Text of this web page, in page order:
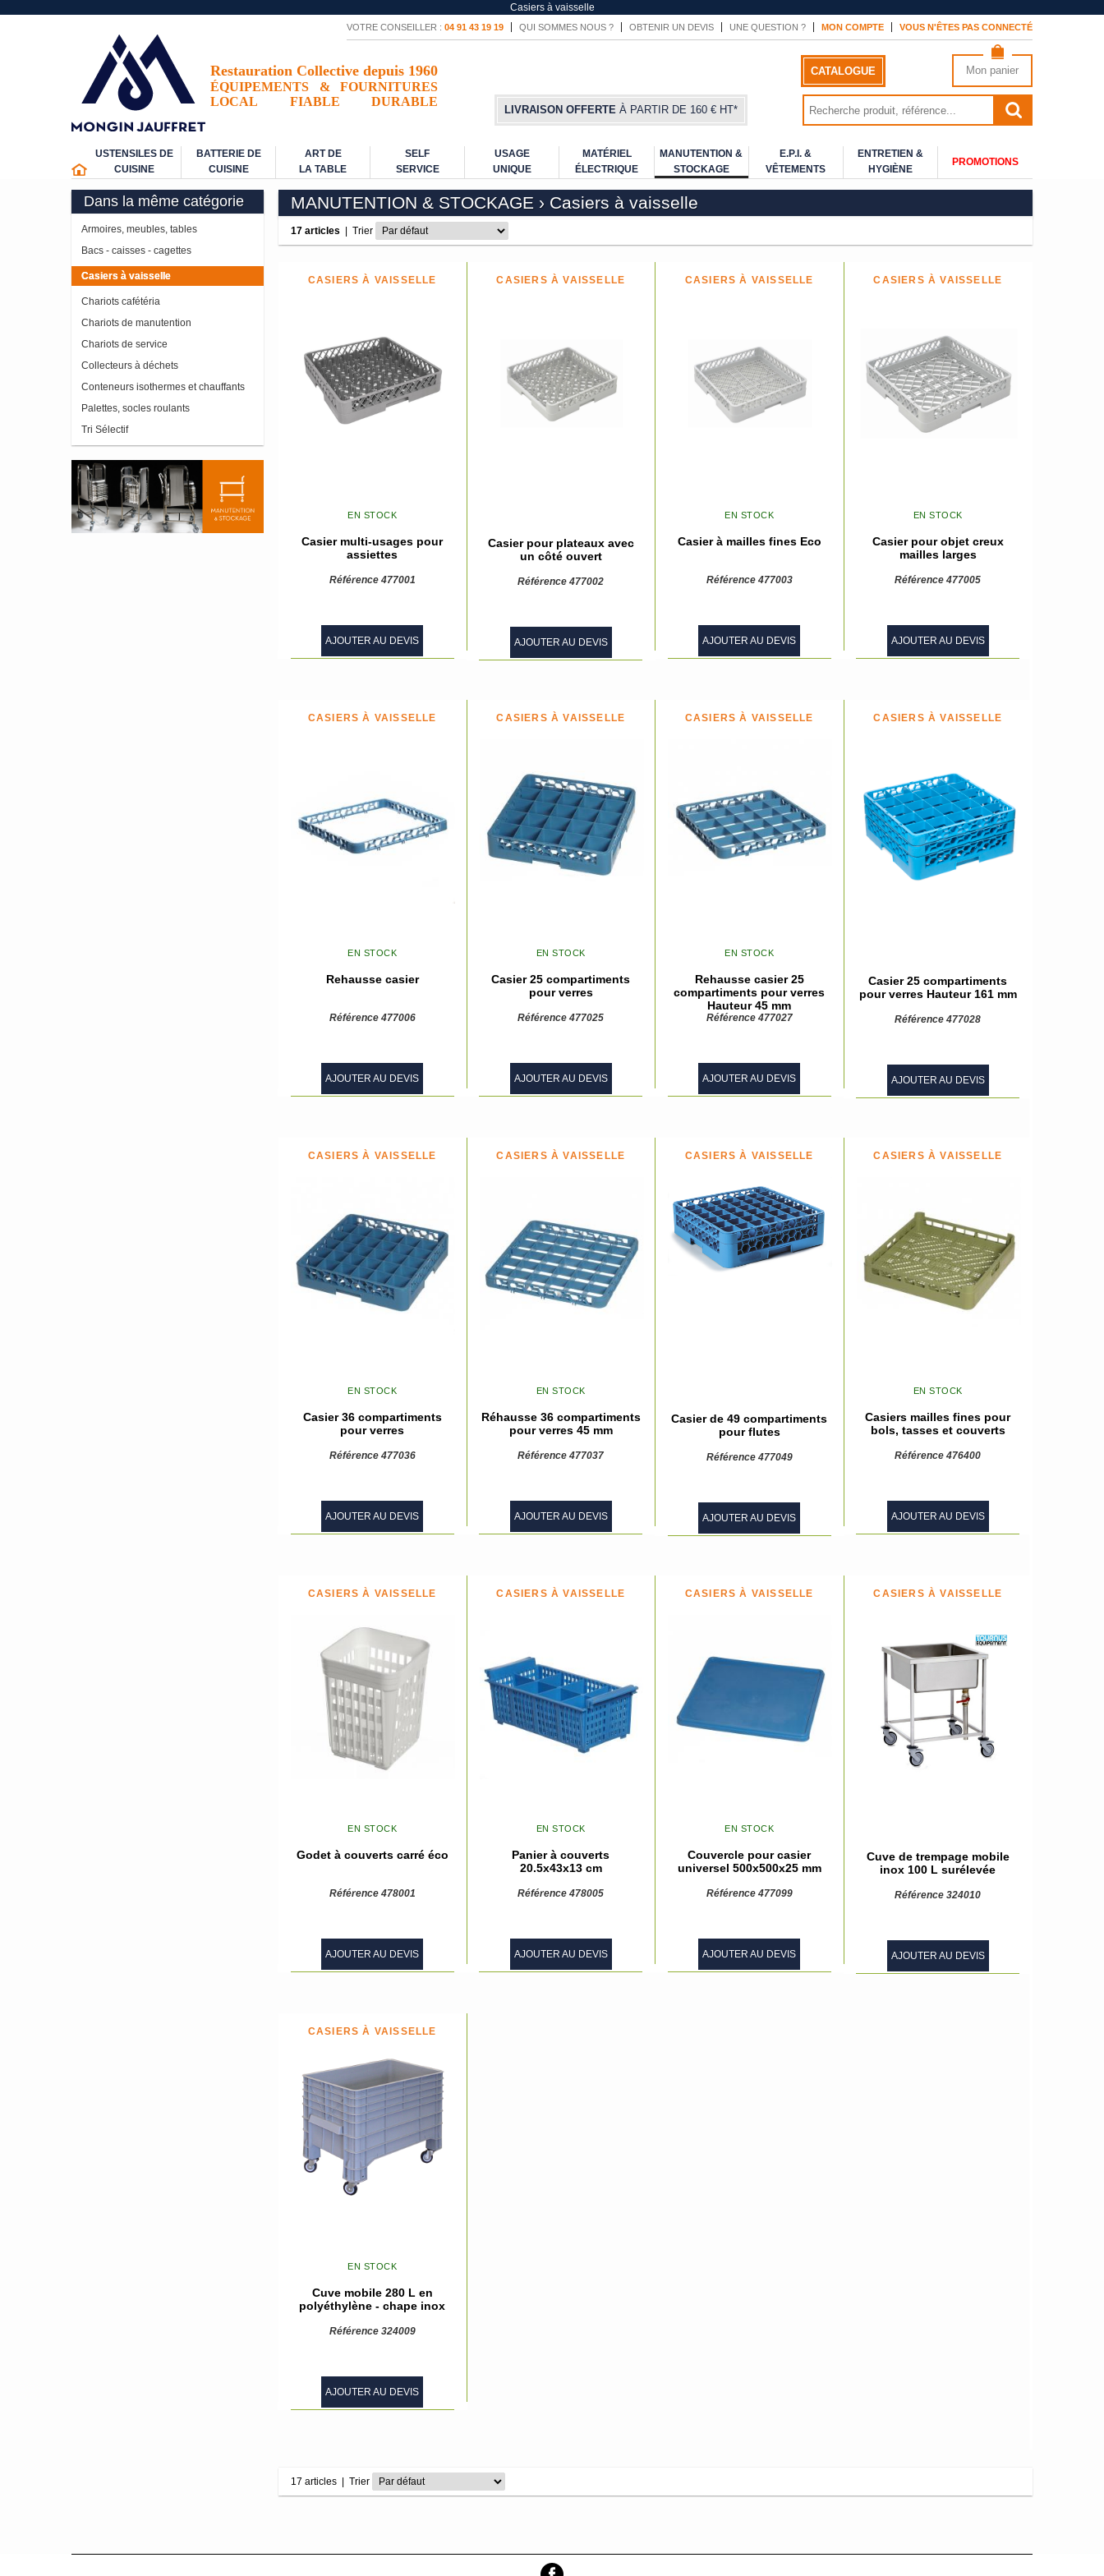
Casiers à vaisselle
VOTRE CONSEILLER : 04 91 43 19 19 QUI SOMMES NOUS ? OBTENIR UN DEVIS UNE QUESTION ? MON COMPTE VOUS N'ÊTES PAS CONNECTÉ
Restauration Collective depuis 1960
ÉQUIPEMENTS &
FOURNITURES
LOCAL
FIABLE DURABLE
LIVRAISON OFFERTE À PARTIR DE 160 € HT*
CATALOGUE Mon panier
USTENSILES DE
CUISINE
BATTERIE DE
CUISINE
ART DE
LA TABLE
SELF
SERVICE
USAGE
UNIQUE
MATÉRIEL
ÉLECTRIQUE
MANUTENTION &
STOCKAGE
E.P.I. &
VÊTEMENTS
ENTRETIEN &
HYGIÈNE
PROMOTIONS
Dans la même catégorie
Armoires, meubles, tables
Bacs - caisses - cagettes
Casiers à vaisselle
Chariots cafétéria
Chariots de manutention
Chariots de service
Collecteurs à déchets
Conteneurs isothermes et chauffants
Palettes, socles roulants
Tri Sélectif
MANUTENTION & STOCKAGE › Casiers à vaisselle
17 articles Trier
CASIERS À VAISSELLE
EN STOCK
Casier multi-usages pour
assiettes
Référence 477001
AJOUTER AU DEVIS
CASIERS À VAISSELLE
Casier pour plateaux avec
un côté ouvert
Référence 477002
AJOUTER AU DEVIS
CASIERS À VAISSELLE
EN STOCK
Casier à mailles fines Eco
Référence 477003
AJOUTER AU DEVIS
CASIERS À VAISSELLE
EN STOCK
Casier pour objet creux
mailles larges
Référence 477005
AJOUTER AU DEVIS
CASIERS À VAISSELLE
EN STOCK
Rehausse casier
Référence 477006
AJOUTER AU DEVIS
CASIERS À VAISSELLE
EN STOCK
Casier 25 compartiments
pour verres
Référence 477025
AJOUTER AU DEVIS
CASIERS À VAISSELLE
EN STOCK
Rehausse casier 25
compartiments pour verres
Hauteur 45 mm
Référence 477027
AJOUTER AU DEVIS
CASIERS À VAISSELLE
Casier 25 compartiments
pour verres Hauteur 161 mm
Référence 477028
AJOUTER AU DEVIS
CASIERS À VAISSELLE
EN STOCK
Casier 36 compartiments
pour verres
Référence 477036
AJOUTER AU DEVIS
CASIERS À VAISSELLE
EN STOCK
Réhausse 36 compartiments
pour verres 45 mm
Référence 477037
AJOUTER AU DEVIS
CASIERS À VAISSELLE
Casier de 49 compartiments
pour flutes
Référence 477049
AJOUTER AU DEVIS
CASIERS À VAISSELLE
EN STOCK
Casiers mailles fines pour
bols, tasses et couverts
Référence 476400
AJOUTER AU DEVIS
CASIERS À VAISSELLE
EN STOCK
Godet à couverts carré éco
Référence 478001
AJOUTER AU DEVIS
CASIERS À VAISSELLE
EN STOCK
Panier à couverts
20.5x43x13 cm
Référence 478005
AJOUTER AU DEVIS
CASIERS À VAISSELLE
EN STOCK
Couvercle pour casier
universel 500x500x25 mm
Référence 477099
AJOUTER AU DEVIS
CASIERS À VAISSELLE
Cuve de trempage mobile
inox 100 L surélevée
Référence 324010
AJOUTER AU DEVIS
CASIERS À VAISSELLE
EN STOCK
Cuve mobile 280 L en
polyéthylène - chape inox
Référence 324009
AJOUTER AU DEVIS
17 articles | Trier